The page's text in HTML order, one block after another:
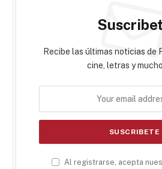
Recibe las últimas noticias de
cine, letras y
Al registrarse, acepta